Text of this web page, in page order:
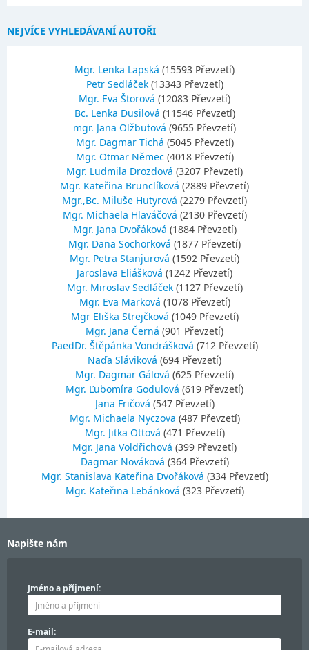
NEJVÍCE VYHLEDÁVANÍ AUTOŘI
Mgr. Lenka Lapská (15593 Převzetí)
Petr Sedláček (13343 Převzetí)
Mgr. Eva Štorová (12083 Převzetí)
Bc. Lenka Dusilová (11546 Převzetí)
mgr. Jana Olžbutová (9655 Převzetí)
Mgr. Dagmar Tichá (5045 Převzetí)
Mgr. Otmar Němec (4018 Převzetí)
Mgr. Ludmila Drozdová (3207 Převzetí)
Mgr. Kateřina Brunclíková (2889 Převzetí)
Mgr.,Bc. Miluše Hutyrová (2279 Převzetí)
Mgr. Michaela Hlaváčová (2130 Převzetí)
Mgr. Jana Dvořáková (1884 Převzetí)
Mgr. Dana Sochorková (1877 Převzetí)
Mgr. Petra Stanjurová (1592 Převzetí)
Jaroslava Eliášková (1242 Převzetí)
Mgr. Miroslav Sedláček (1127 Převzetí)
Mgr. Eva Marková (1078 Převzetí)
Mgr Eliška Strejčková (1049 Převzetí)
Mgr. Jana Černá (901 Převzetí)
PaedDr. Štěpánka Vondrášková (712 Převzetí)
Naďa Sláviková (694 Převzetí)
Mgr. Dagmar Gálová (625 Převzetí)
Mgr. Ľubomíra Godulová (619 Převzetí)
Jana Fričová (547 Převzetí)
Mgr. Michaela Nyczova (487 Převzetí)
Mgr. Jitka Ottová (471 Převzetí)
Mgr. Jana Voldřichová (399 Převzetí)
Dagmar Nováková (364 Převzetí)
Mgr. Stanislava Kateřina Dvořáková (334 Převzetí)
Mgr. Kateřina Lebánková (323 Převzetí)
Napište nám
Jméno a příjmení:
E-mail: